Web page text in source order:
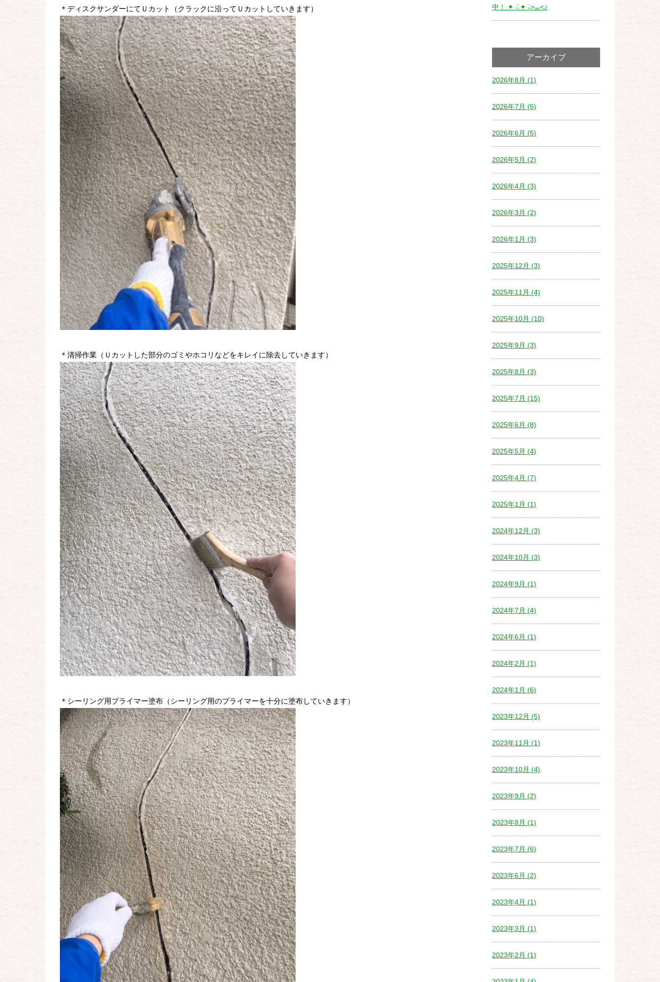
＊ディスクサンダーにてＵカット（クラックに沿ってＵカットしていきます）
＊清掃作業（Ｕカットした部分のゴミやホコリなどをキレイに除去していきます）
＊シーリング用プライマー塗布（シーリング用のプライマーを十分に塗布していきます）
中！.✦ ݁˖.✦ ݁˖>⩊<♪
アーカイブ
2026年8月 (1)
2026年7月 (5)
2026年6月 (5)
2026年5月 (2)
2026年4月 (3)
2026年3月 (2)
2026年1月 (3)
2025年12月 (3)
2025年11月 (4)
2025年10月 (10)
2025年9月 (3)
2025年8月 (3)
2025年7月 (15)
2025年6月 (8)
2025年5月 (4)
2025年4月 (7)
2025年1月 (1)
2024年12月 (3)
2024年10月 (3)
2024年9月 (1)
2024年7月 (4)
2024年6月 (1)
2024年2月 (1)
2024年1月 (6)
2023年12月 (5)
2023年11月 (1)
2023年10月 (4)
2023年9月 (2)
2023年8月 (1)
2023年7月 (6)
2023年6月 (2)
2023年4月 (1)
2023年3月 (1)
2023年2月 (1)